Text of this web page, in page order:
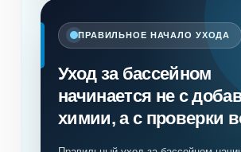
ПРАВИЛЬНОЕ НАЧАЛО УХОДА
Уход за бассейном
начинается не с
химии, а с проверки